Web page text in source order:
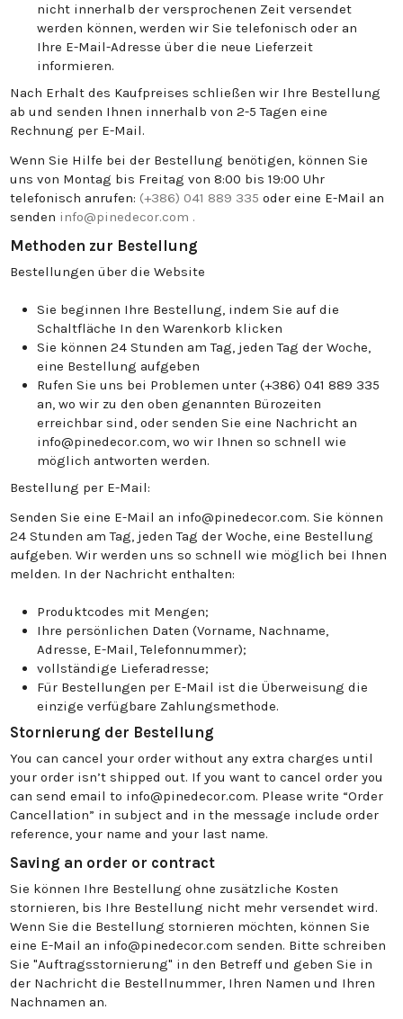
nicht innerhalb der versprochenen Zeit versendet
werden können, werden wir Sie telefonisch oder an
Ihre E-Mail-Adresse über die neue Lieferzeit
informieren.
Nach Erhalt des Kaufpreises schließen wir Ihre Bestellung
ab und senden Ihnen innerhalb von 2-5 Tagen eine
Rechnung per E-Mail.
Wenn Sie Hilfe bei der Bestellung benötigen, können Sie
uns von Montag bis Freitag von 8:00 bis 19:00 Uhr
telefonisch anrufen: (+386) 041 889 335 oder eine E-Mail an
senden info@pinedecor.com .
Methoden zur Bestellung
Bestellungen über die Website
Sie beginnen Ihre Bestellung, indem Sie auf die
Schaltfläche In den Warenkorb klicken
Sie können 24 Stunden am Tag, jeden Tag der Woche,
eine Bestellung aufgeben
Rufen Sie uns bei Problemen unter (+386) 041 889 335
an, wo wir zu den oben genannten Bürozeiten
erreichbar sind, oder senden Sie eine Nachricht an
info@pinedecor.com, wo wir Ihnen so schnell wie
möglich antworten werden.
Bestellung per E-Mail:
Senden Sie eine E-Mail an info@pinedecor.com. Sie können
24 Stunden am Tag, jeden Tag der Woche, eine Bestellung
aufgeben. Wir werden uns so schnell wie möglich bei Ihnen
melden. In der Nachricht enthalten:
Produktcodes mit Mengen;
Ihre persönlichen Daten (Vorname, Nachname,
Adresse, E-Mail, Telefonnummer);
vollständige Lieferadresse;
Für Bestellungen per E-Mail ist die Überweisung die
einzige verfügbare Zahlungsmethode.
Stornierung der Bestellung
You can cancel your order without any extra charges until
your order isn’t shipped out. If you want to cancel order you
can send email to info@pinedecor.com. Please write “Order
Cancellation” in subject and in the message include order
reference, your name and your last name.
Saving an order or contract
Sie können Ihre Bestellung ohne zusätzliche Kosten
stornieren, bis Ihre Bestellung nicht mehr versendet wird.
Wenn Sie die Bestellung stornieren möchten, können Sie
eine E-Mail an info@pinedecor.com senden. Bitte schreiben
Sie "Auftragsstornierung" in den Betreff und geben Sie in
der Nachricht die Bestellnummer, Ihren Namen und Ihren
Nachnamen an.